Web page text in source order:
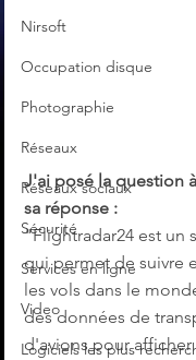
Nirsoft
Occupation disque
Photographie
Réseaux
Réseaux sociaux
Sécurité
Services en ligne
Video
Logiciels les plus
J'ai posé la question
sa réponse :
"Flightradar24 est un
qui permet de suivre
les vols dans le
des données de
d'avions pour